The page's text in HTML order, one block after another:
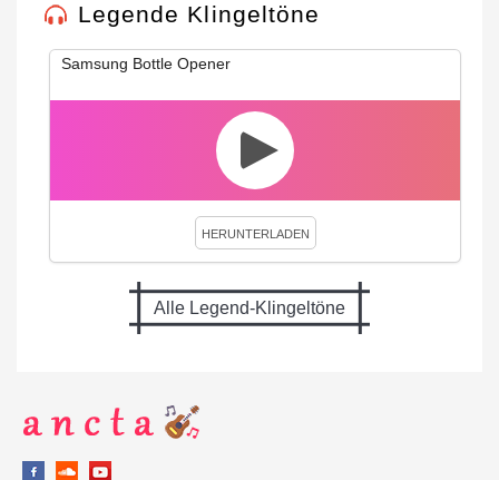
Legende Klingeltöne
Samsung Bottle Opener
HERUNTERLADEN
Alle Legend-Klingeltöne